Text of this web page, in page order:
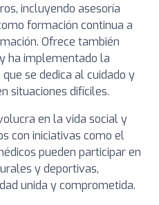
incluyendo asesoría
formación continua a
Ofrece también
ha implementado la
se dedica al cuidado y
situaciones difíciles.
en la vida social y
con iniciativas como el
pueden participar en
y deportivas,
unida y comprometida.